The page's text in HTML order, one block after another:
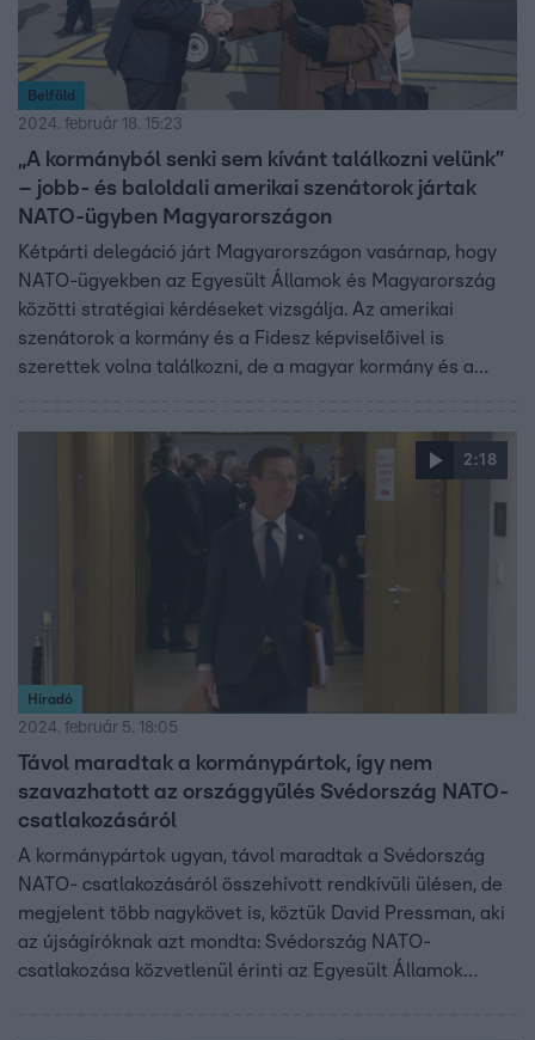
Belföld
2024. február 18. 15:23
„A kormányból senki sem kívánt találkozni velünk”
– jobb- és baloldali amerikai szenátorok jártak
NATO-ügyben Magyarországon
Kétpárti delegáció járt Magyarországon vasárnap, hogy
NATO-ügyekben az Egyesült Államok és Magyarország
közötti stratégiai kérdéseket vizsgálja. Az amerikai
szenátorok a kormány és a Fidesz képviselőivel is
szerettek volna találkozni, de a magyar kormány és a
fogadtatásban egy szövetséges ország részéről még
sohasem volt része, és ezt érezhetően nem dicséretnek
2:18
Híradó
2024. február 5. 18:05
Távol maradtak a kormánypártok, így nem
szavazhatott az országgyűlés Svédország NATO-
csatlakozásáról
A kormánypártok ugyan, távol maradtak a Svédország
NATO- csatlakozásáról összehívott rendkívüli ülésen, de
megjelent több nagykövet is, köztük David Pressman, aki
az újságíróknak azt mondta: Svédország NATO-
csatlakozása közvetlenül érinti az Egyesült Államok